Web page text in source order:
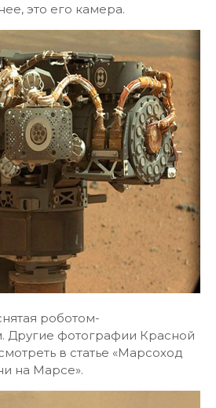
это его камера.
роботом-
Другие фотографии Красной
в статье «Марсоход
на Марсе».